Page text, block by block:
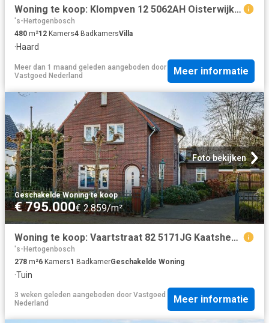
Woning te koop: Klompven 12 5062AH Oisterwijk Vastgoed Nederland
's-Hertogenbosch
480 m²12 Kamers4 BadkamersVilla
·Haard
Meer dan 1 maand geleden aangeboden door
Vastgoed Nederland
Meer informatie
Foto bekijken
Geschakelde Woning·te koop
€ 795.000€ 2.859/m²
Woning te koop: Vaartstraat 82 5171JG Kaatsheuvel Vastgoed Nederland
's-Hertogenbosch
278 m²6 Kamers1 BadkamerGeschakelde Woning
·Tuin
3 weken geleden aangeboden door Vastgoed
Nederland
Meer informatie